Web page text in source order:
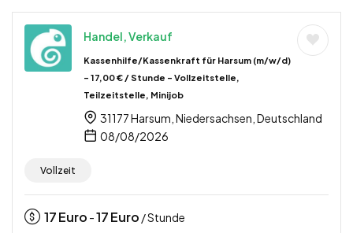
Handel, Verkauf
Kassenhilfe/Kassenkraft für Harsum (m/w/d)
– 17,00 € / Stunde – Vollzeitstelle,
Teilzeitstelle, Minijob
31177 Harsum, Niedersachsen, Deutschland
08/08/2026
Vollzeit
17Euro -17Euro / Stunde